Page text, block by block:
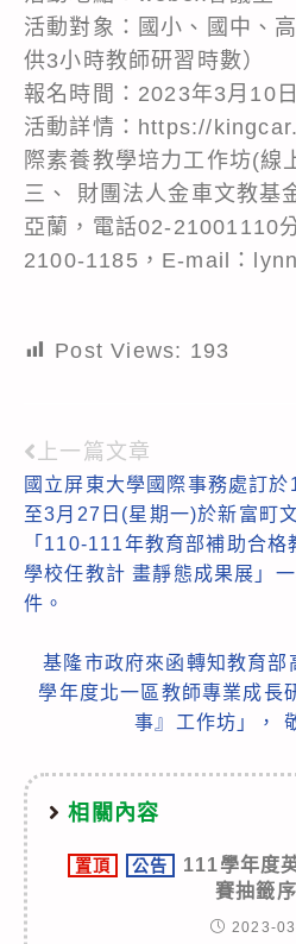
活動對象：國小、國中、
供3小時教師研習時數）
報名時間：2023年3月10
活動詳情：https://
際素養教學培力工作坊(線
三、 財團法人金車文教基
亞蘭，電話02-21001110
2100-1185，E-mail：
Post Views: 193
Read
more
articles
上一篇文章
國立屏東大學國際事務處訂
至3月27日(星期一)於新富町
「110-111年教育部補助合
學校任教計 畫靜態成果展」
件。
基隆市政府來函轉知教育
學年度北一區教師專業成長
事』工作坊」，
相關內容
置頂 公告
111學年度
賽抽籤
2023-